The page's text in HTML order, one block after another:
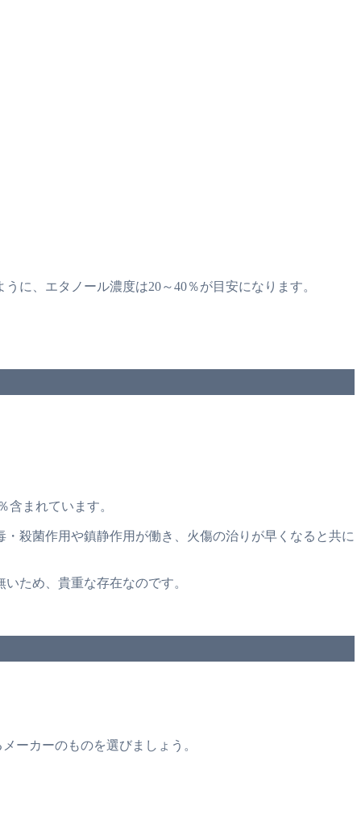
に、エタノール濃度は20～40％が目安になります。
まれています。
殺菌作用や鎮静作用が働き、火傷の治りが早くなると共に
ため、貴重な存在なのです。
ーカーのものを選びましょう。